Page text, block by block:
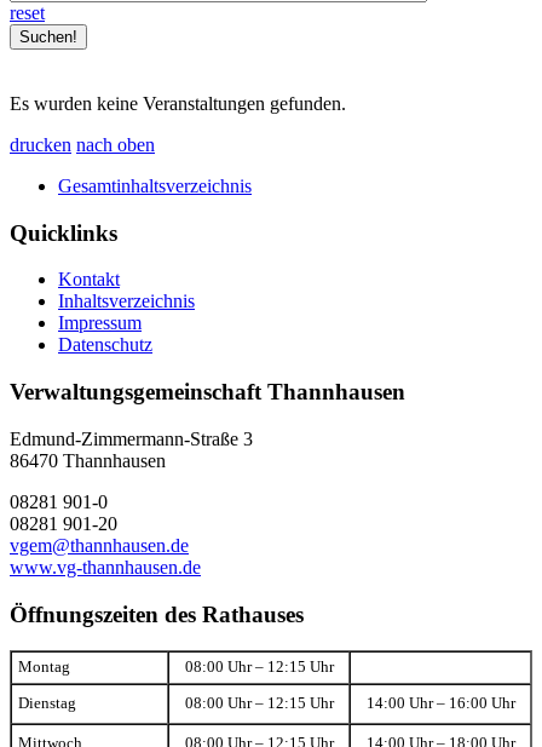
reset
Es wurden keine Veranstaltungen gefunden.
drucken nach oben
Gesamtinhaltsverzeichnis
Quicklinks
Kontakt
Inhaltsverzeichnis
Impressum
Datenschutz
Verwaltungsgemeinschaft Thannhausen
Edmund-Zimmermann-Straße 3
86470 Thannhausen
08281 901-0
08281 901-20
vgem@thannhausen.de
www.vg-thannhausen.de
Öffnungszeiten des Rathauses
Montag 08:00 Uhr – 12:15 Uhr
Dienstag 08:00 Uhr – 12:15 Uhr 14:00 Uhr – 16:00 Uhr